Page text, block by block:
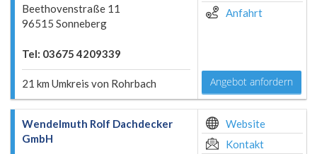
Beethovenstraße 11
96515 Sonneberg
Tel: 03675 4209339
21 km Umkreis von Rohrbach
Anfahrt
Angebot anfordern
Wendelmuth Rolf Dachdecker
GmbH
Website
Kontakt